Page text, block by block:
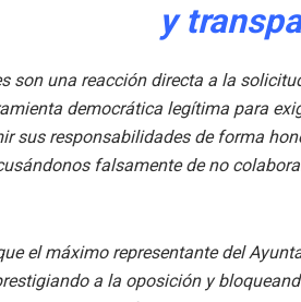
y
son una reacción directa a la
democrática legítima para
sus responsabilidades de forma
falsamente de no
el máximo representante del
a la oposición y